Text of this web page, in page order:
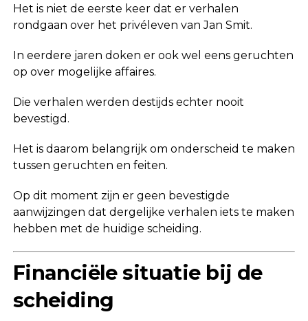
Het is niet de eerste keer dat er verhalen
rondgaan over het privéleven van Jan Smit.
In eerdere jaren doken er ook wel eens geruchten
op over mogelijke affaires.
Die verhalen werden destijds echter nooit
bevestigd.
Het is daarom belangrijk om onderscheid te maken
tussen geruchten en feiten.
Op dit moment zijn er geen bevestigde
aanwijzingen dat dergelijke verhalen iets te maken
hebben met de huidige scheiding.
Financiële situatie bij de
scheiding